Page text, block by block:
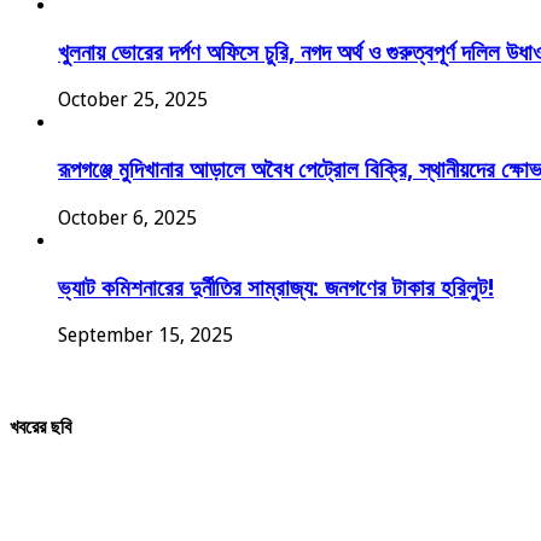
খুলনায় ভোরের দর্পণ অফিসে চুরি, নগদ অর্থ ও গুরুত্বপূর্ণ দলিল
October 25, 2025
রূপগঞ্জে মুদিখানার আড়ালে অবৈধ পেট্রোল বিক্রি, স্থানীয়দের ক্ষোভ
October 6, 2025
ভ্যাট কমিশনারের দুর্নীতির সাম্রাজ্য: জনগণের টাকার হরিলুট!
September 15, 2025
খবরের ছবি